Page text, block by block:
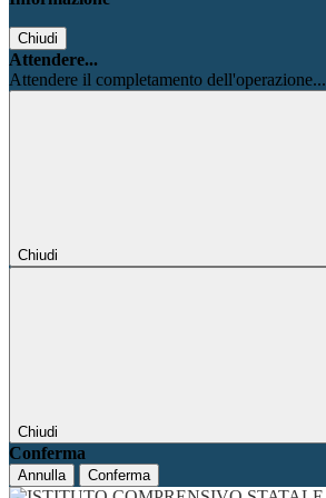
Chiudi
Attendere...
Attendere il completamento dell'operazione...
Chiudi
Chiudi
Conferma
Annulla Conferma